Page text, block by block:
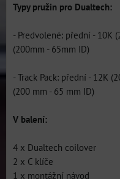
Typy pružin pro Dualtech:
- Predvolené: přední - 10K
(200mm - 65mm ID)
- Track Pack: přední - 12K
(200 mm - 65 mm ID)
V balení:
4 x Dualtech coilover
2 x C klíče
1 x montážní návod